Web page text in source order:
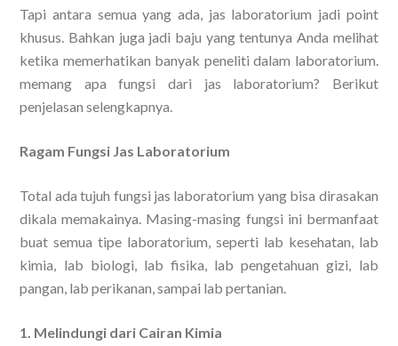
Tapi antara semua yang ada, jas laboratorium jadi point
khusus. Bahkan juga jadi baju yang tentunya Anda melihat
ketika memerhatikan banyak peneliti dalam laboratorium.
memang apa fungsi dari jas laboratorium? Berikut
penjelasan selengkapnya.
Ragam Fungsi Jas Laboratorium
Total ada tujuh fungsi jas laboratorium yang bisa dirasakan
dikala memakainya. Masing-masing fungsi ini bermanfaat
buat semua tipe laboratorium, seperti lab kesehatan, lab
kimia, lab biologi, lab fisika, lab pengetahuan gizi, lab
pangan, lab perikanan, sampai lab pertanian.
1. Melindungi dari Cairan Kimia